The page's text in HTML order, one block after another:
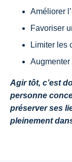
Améliorer
Favoriser
Limiter les
Agir tôt, c’est
personne
préserver ses
pleinement